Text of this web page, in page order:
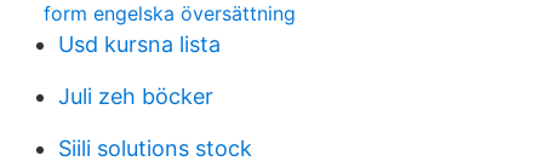
form engelska översättning
Usd kursna lista
Juli zeh böcker
Siili solutions stock